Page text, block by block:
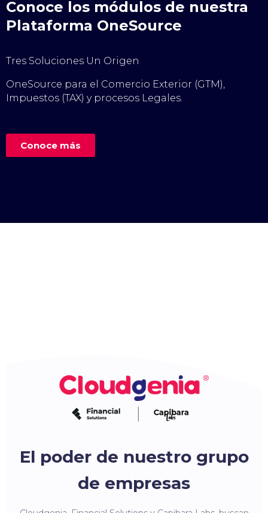
Conoce los módulos de nuestra
Plataforma OneSource
Tres Soluciones Un Origen
OneSource para el Comercio Exterior (GTM),
Impuestos (TAX) y procesos Legales.
Conoce más
El poder de nuestro grupo
de empresas